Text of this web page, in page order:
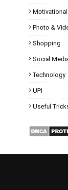
Photo &
Shopping
Social
Technology
UPI
Useful